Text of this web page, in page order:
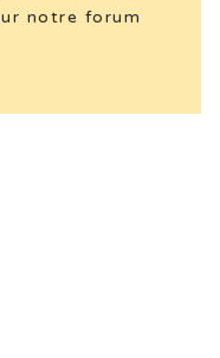
notre forum